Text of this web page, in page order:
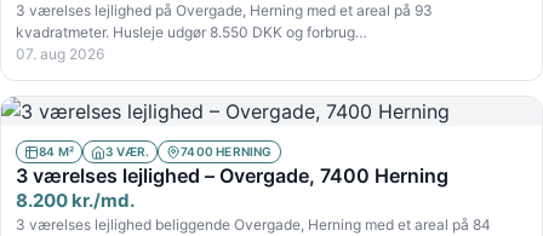
3 værelses lejlighed på Overgade, Herning med et areal på 93
kvadratmeter. Husleje udgør 8.550 DKK og forbrug…
07. aug 2026
84 M² 3 VÆR. 7400 HERNING
3 værelses lejlighed – Overgade, 7400 Herning
8.200 kr./md.
3 værelses lejlighed beliggende Overgade, Herning med et areal på 84